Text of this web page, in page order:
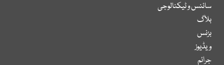
سائنس و ٹیکنالوجی
بلاگ
بزنس
ویڈیوز
جرائم